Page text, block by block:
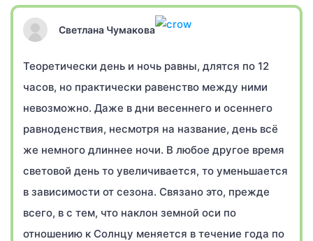
Светлана Чумакова
Теоретически день и ночь равны, длятся по 12
часов, но практически равенство между ними
невозможно. Даже в дни весеннего и осеннего
равноденствия, несмотря на название, день всё
же немного длиннее ночи. В любое другое время
световой день то увеличивается, то уменьшается
в зависимости от сезона. Связано это, прежде
всего, в с тем, что наклон земной оси по
отношению к Солнцу меняется в течение года по